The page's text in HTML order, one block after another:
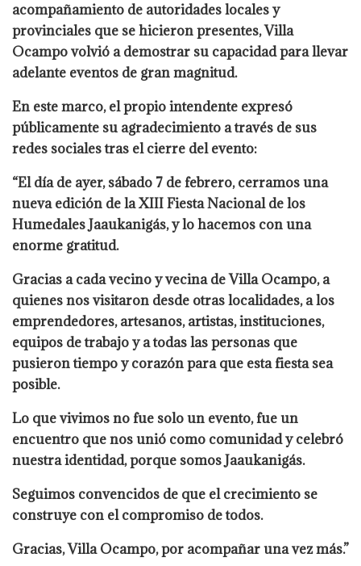
acompañamiento de autoridades locales y
provinciales que se hicieron presentes, Villa
Ocampo volvió a demostrar su capacidad para llevar
adelante eventos de gran magnitud.
En este marco, el propio intendente expresó
públicamente su agradecimiento a través de sus
redes sociales tras el cierre del evento:
“El día de ayer, sábado 7 de febrero, cerramos una
nueva edición de la XIII Fiesta Nacional de los
Humedales Jaaukanigás, y lo hacemos con una
enorme gratitud.
Gracias a cada vecino y vecina de Villa Ocampo, a
quienes nos visitaron desde otras localidades, a los
emprendedores, artesanos, artistas, instituciones,
equipos de trabajo y a todas las personas que
pusieron tiempo y corazón para que esta fiesta sea
posible.
Lo que vivimos no fue solo un evento, fue un
encuentro que nos unió como comunidad y celebró
nuestra identidad, porque somos Jaaukanigás.
Seguimos convencidos de que el crecimiento se
construye con el compromiso de todos.
Gracias, Villa Ocampo, por acompañar una vez más.”